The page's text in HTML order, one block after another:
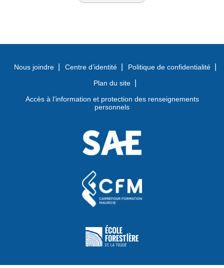
Nous joindre Centre d’identité
Politique de confidentialité
Plan du site
Accès à l’information et protection des renseignements
personnels